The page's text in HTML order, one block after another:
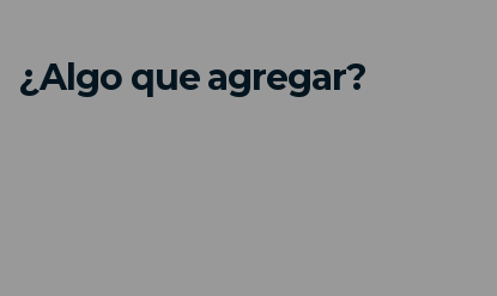
¿Algo que agregar?